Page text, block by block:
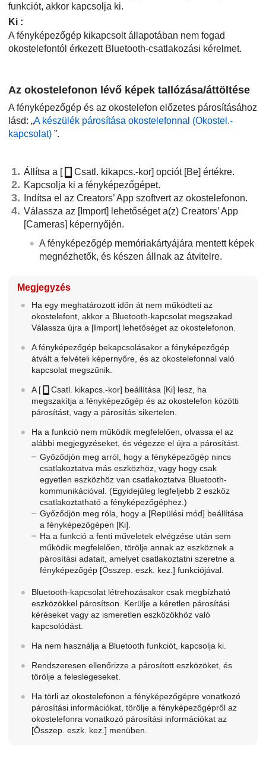
funkciót, akkor kapcsolja ki.
Ki :
A fényképezőgép kikapcsolt állapotában nem fogad
okostelefontól érkezett Bluetooth-csatlakozási kérelmet.
Az okostelefonon lévő képek tallózása/áttöltése
A fényképezőgép és az okostelefon előzetes párosításához
lásd: „A készülék párosítása okostelefonnal (Okostel.-
kapcsolat) ”.
Állítsa a [ Csatl. kikapcs.-kor] opciót [Be] értékre.
Kapcsolja ki a fényképezőgépet.
Indítsa el az Creators’ App szoftvert az okostelefonon.
Válassza az [Import] lehetőséget a(z) Creators’ App
[Cameras] képernyőjén.
A fényképezőgép memóriakártyájára mentett képek
megnézhetők, és készen állnak az átvitelre.
Megjegyzés
Ha egy meghatározott időn át nem működteti az
okostelefont, akkor a Bluetooth-kapcsolat megszakad.
Válassza újra a [Import] lehetőséget az okostelefonon.
A fényképezőgép bekapcsolásakor a fényképezőgép
átvált a felvételi képernyőre, és az okostelefonnal való
kapcsolat megszűnik.
A [ Csatl. kikapcs.-kor] beállítása [Ki] lesz, ha
megszakítja a fényképezőgép és az okostelefon közötti
párosítást, vagy a párosítás sikertelen.
Ha a funkció nem működik megfelelően, olvassa el az
alábbi megjegyzéseket, és végezze el újra a párosítást.
Győződjön meg arról, hogy a fényképezőgép nincs
csatlakoztatva más eszközhöz, vagy hogy csak
egyetlen eszközhöz van csatlakoztatva Bluetooth-
kommunikációval. (Egyidejűleg legfeljebb 2 eszköz
csatlakoztatható a fényképezőgéphez.)
Győződjön meg róla, hogy a [Repülési mód] beállítása
a fényképezőgépen [Ki]
Ha a funkció a fenti műveletek elvégzése után sem
működik megfelelően, törölje annak az eszköznek a
párosítási adatait, amelyet csatlakoztatni szeretne a
fényképezőgép [Összep. eszk. kez.] funkciójával.
Bluetooth-kapcsolat létrehozásakor csak megbízható
eszközökkel párosítson. Kerülje a kéretlen párosítási
kéréseket vagy az ismeretlen eszközökhöz való
kapcsolódást.
Ha nem használja a Bluetooth funkciót, kapcsolja ki.
Rendszeresen ellenőrizze a párosított eszközöket, és
törölje a feleslegeseket.
Ha törli az okostelefonon a fényképezőgépre vonatkozó
párosítási információkat, törölje a fényképezőgépről az
okostelefonra vonatkozó párosítási információkat az
[Összep. eszk. kez.] menüben.